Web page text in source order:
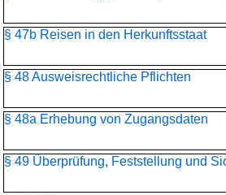
§ 47b Reisen in den Herkunftsstaat
§ 48 Ausweisrechtliche Pflichten
§ 48a Erhebung von Zugangsdaten
§ 49 Überprüfung, Feststellung und